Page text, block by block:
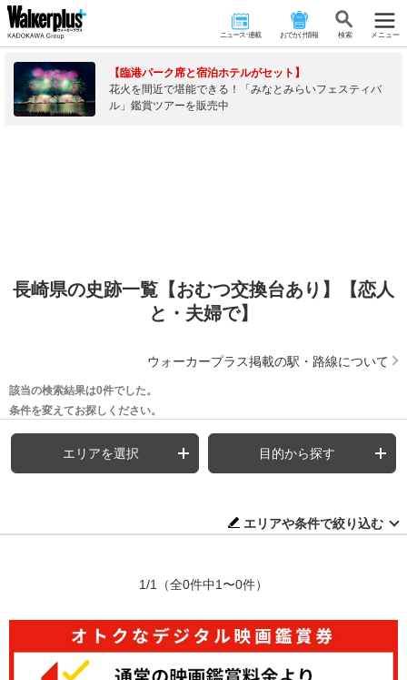
ニュース･連載 おでかけ情報 検 索 メニュー
【臨港パーク席と宿泊ホテルがセット】
花火を間近で堪能できる！「みなとみらいフェスティバ
ル」鑑賞ツアーを販売中
長崎県の史跡一覧【おむつ交換台あり】【恋人
と・夫婦で】
ウォーカープラス掲載の駅・路線について
該当の検索結果は0件でした。
条件を変えてお探しください。
エリアを選択 目的から探す
エリアや条件で絞り込む
1/1 （全0件中1〜0件）